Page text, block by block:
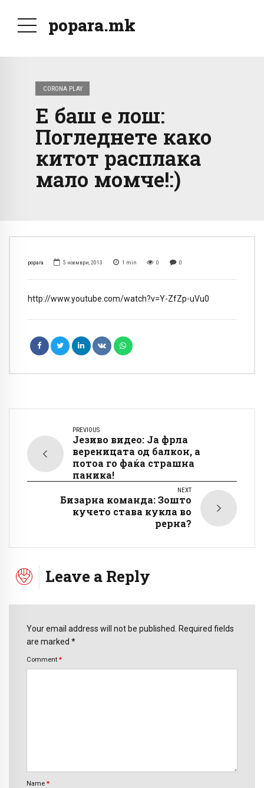
popara.mk
CORONA PLAY
Е баш е лош:
Погледнете како
китот расплака
мало момче!:)
popara 5 ноември, 2013 1 min 0 0
http://www.youtube.com/watch?v=Y-ZfZp-uVu0
PREVIOUS
Језиво видео: Ја фрла
вереницата од балкон, а
потоа го фаќа страшна
паника!
NEXT
Бизарна команда: Зошто
кучето става кукла во
рерна?
Leave a Reply
Your email address will not be published. Required fields
are marked *
Comment *
Name *